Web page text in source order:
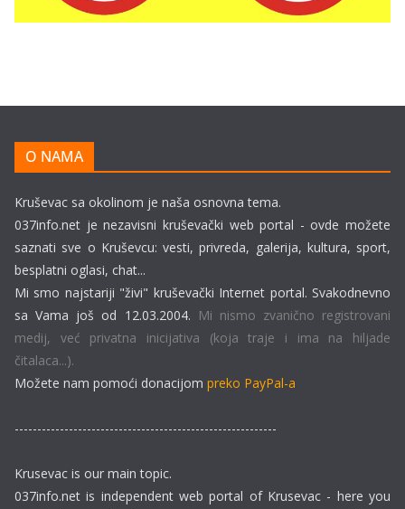
O NAMA
Kruševac sa okolinom je naša osnovna tema.
037info.net je nezavisni kruševački web portal - ovde možete
saznati sve o Kruševcu: vesti, privreda, galerija, kultura, sport,
besplatni oglasi, chat...
Mi smo najstariji "živi" kruševački Internet portal. Svakodnevno
sa Vama još od 12.03.2004. Mi nismo zvanično registrovani
medij, već privatna inicijativa (koja traje i ima na hiljade
čitalaca...).
Možete nam pomoći donacijom preko PayPal-a
----------------------------------------------------------
Krusevac is our main topic.
037info.net is independent web portal of Krusevac - here you